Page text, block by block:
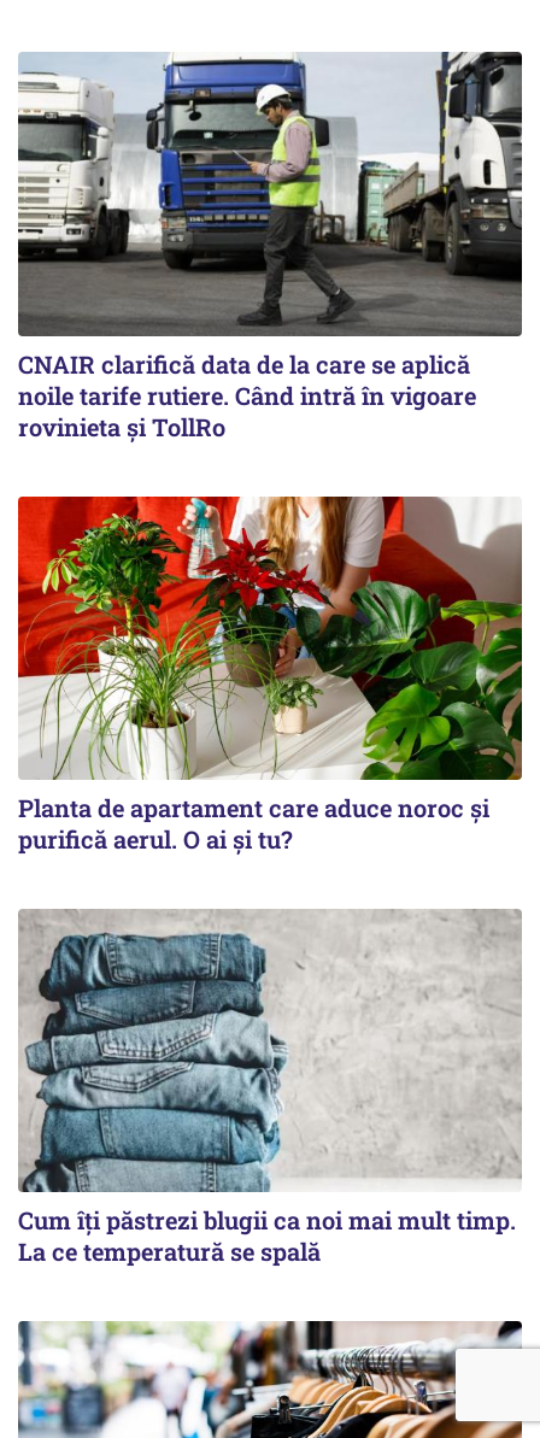
CNAIR clarifică data de la care se aplică
noile tarife rutiere. Când intră în vigoare
rovinieta și TollRo
Planta de apartament care aduce noroc și
purifică aerul. O ai și tu?
Cum îți păstrezi blugii ca noi mai mult timp.
La ce temperatură se spală